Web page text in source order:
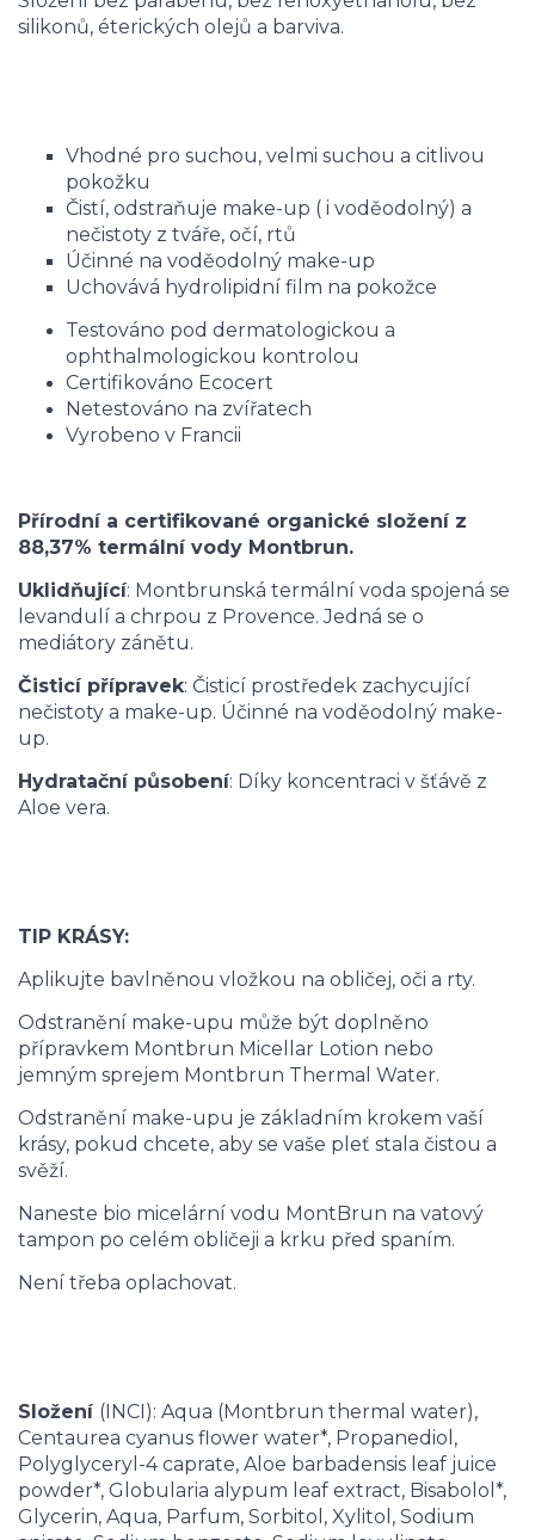
silikonů, éterických olejů a barviva.
Vhodné pro suchou, velmi suchou a citlivou
pokožku
Čistí, odstraňuje make-up ( i voděodolný) a
nečistoty z tváře, očí, rtů
Účinné na voděodolný make-up
Uchovává hydrolipidní film na pokožce
Testováno pod dermatologickou a
ophthalmologickou kontrolou
Certifikováno Ecocert
Netestováno na zvířatech
Vyrobeno v Francii
Přírodní a certifikované organické složení z
88,37% termální vody Montbrun.
Uklidňující: Montbrunská termální voda spojená se
levandulí a chrpou z Provence. Jedná se o
mediátory zánětu.
Čisticí přípravek: Čisticí prostředek zachycující
nečistoty a make-up. Účinné na voděodolný make-
up.
Hydratační působení: Díky koncentraci v šťávě z
Aloe vera.
TIP KRÁSY:
Aplikujte bavlněnou vložkou na obličej, oči a rty.
Odstranění make-upu může být doplněno
přípravkem Montbrun Micellar Lotion nebo
jemným sprejem Montbrun Thermal Water.
Odstranění make-upu je základním krokem vaší
krásy, pokud chcete, aby se vaše pleť stala čistou a
svěží.
Naneste bio micelární vodu MontBrun na vatový
tampon po celém obličeji a krku před spaním.
Není třeba oplachovat.
Složení (INCI): Aqua (Montbrun thermal water),
Centaurea cyanus flower water*, Propanediol,
Polyglyceryl-4 caprate, Aloe barbadensis leaf juice
powder*, Globularia alypum leaf extract, Bisabolol*,
Glycerin, Aqua, Parfum, Sorbitol, Xylitol, Sodium